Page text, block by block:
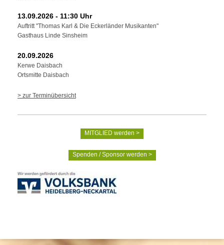
13.09.2026 - 11:30 Uhr
Auftritt "Thomas Karl & Die Eckerländer Musikanten"
Gasthaus Linde Sinsheim
20.09.2026
Kerwe Daisbach
Ortsmitte Daisbach
> zur Terminübersicht
MITGLIED werden >
Spenden / Sponsor werden >